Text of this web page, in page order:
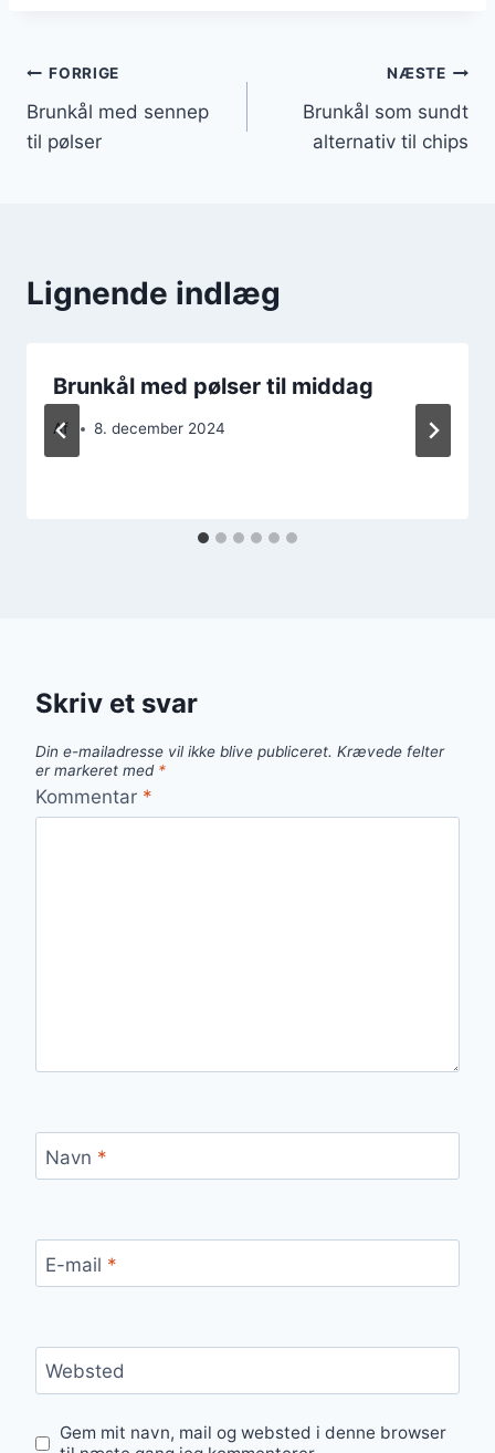
Indlægsnavigation
FORRIGE
Brunkål med sennep
til pølser
NÆSTE
Brunkål som sundt
alternativ til chips
Lignende indlæg
Brunkål med pølser til middag
Af 8. december 2024
Skriv et svar
Din e-mailadresse vil ikke blive publiceret. Krævede felter
er markeret med *
Kommentar *
Navn *
E-mail *
Websted
Gem mit navn, mail og websted i denne browser